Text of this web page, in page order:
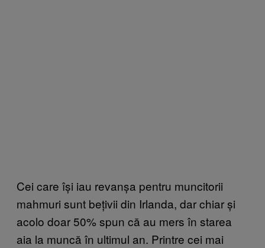
Cei care își iau revanșa pentru muncitorii
mahmuri sunt bețivii din Irlanda, dar chiar și
acolo doar 50% spun că au mers în starea
aia la muncă în ultimul an. Printre cei mai